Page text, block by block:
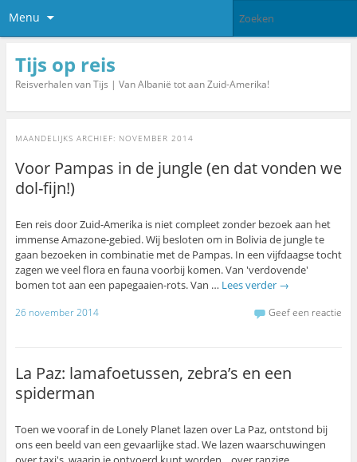
Menu
Tijs op reis
Reisverhalen van Tijs | Van Albanië tot aan Zuid-Amerika!
MAANDELIJKS ARCHIEF: NOVEMBER 2014
Voor Pampas in de jungle (en dat vonden we
dol-fijn!)
Een reis door Zuid-Amerika is niet compleet zonder bezoek aan het
immense Amazone-gebied. Wij besloten om in Bolivia de jungle te
gaan bezoeken in combinatie met de Pampas. In een vijfdaagse tocht
zagen we veel flora en fauna voorbij komen. Van 'verdovende'
bomen tot aan een papegaaien-rots. Van … Lees verder →
26 november 2014 Geef een reactie
La Paz: lamafoetussen, zebra’s en een
spiderman
Toen we vooraf in de Lonely Planet lazen over La Paz, ontstond bij
ons een beeld van een gevaarlijke stad. We lazen waarschuwingen